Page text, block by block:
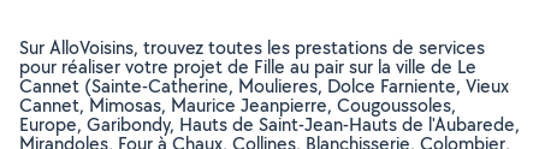
Sur AlloVoisins, trouvez toutes les prestations de services
pour réaliser votre projet de Fille au pair sur la ville de Le
Cannet (Sainte-Catherine, Moulieres, Dolce Farniente, Vieux
Cannet, Mimosas, Maurice Jeanpierre, Cougoussoles,
Europe, Garibondy, Hauts de Saint-Jean-Hauts de l'Aubarede,
Mirandoles, Four à Chaux, Collines, Blanchisserie, Colombier,